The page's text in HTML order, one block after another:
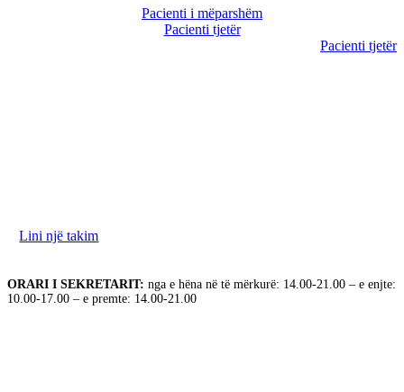
Pacienti i mëparshëm
Pacienti tjetër
Pacienti tjetër
Lini një takim
ORARI I SEKRETARIT: nga e hëna në të mërkurë: 14.00-21.00 – e enjte:
10.00-17.00 – e premte: 14.00-21.00